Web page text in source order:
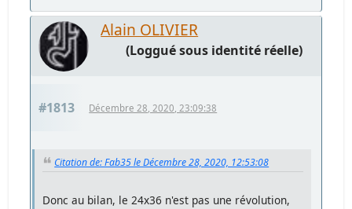
Alain OLIVIER
(Loggué sous identité réelle)
#1813 Décembre 28, 2020, 23:09:38
Citation de: Fab35 le Décembre 28, 2020, 12:53:08
Donc au bilan, le 24x36 n'est pas une révolution,